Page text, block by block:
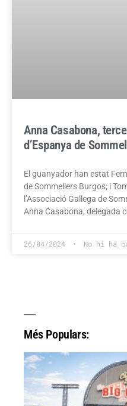
Anna Casabona,
d’Espanya de
El guanyador han estat
de Sommeliers Burgos; i
l’Associació Gallega de
Anna Casabona, delegada
26/04/2024 No hi ha
Més Populars: